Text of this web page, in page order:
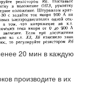
20 мин в каждую
производите в их